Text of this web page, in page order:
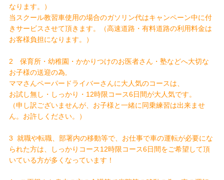
なります。）
当スクール教習車使用の場合のガソリン代はキャンペーン中に付
きサービスさせて頂きます。（高速道路・有料道路の利用料金は
お客様負担になります。）
2 保育所・幼稚園・かかりつけのお医者さん・塾などへ大切な
お子様の送迎の為,
ママさんペーパードライバーさんに大人気のコースは、
お試し無し・しっかり・12時限コース6日間が大人気です。
（申し訳ございませんが、お子様と一緒に同乗練習は出来ませ
ん。お許しください。）
3 就職や転職、部署内の移動等で、お仕事で車の運転が必要にな
られた方は、しっかりコース12時限コース6日間をご希望して頂
いている方が多くなっています！